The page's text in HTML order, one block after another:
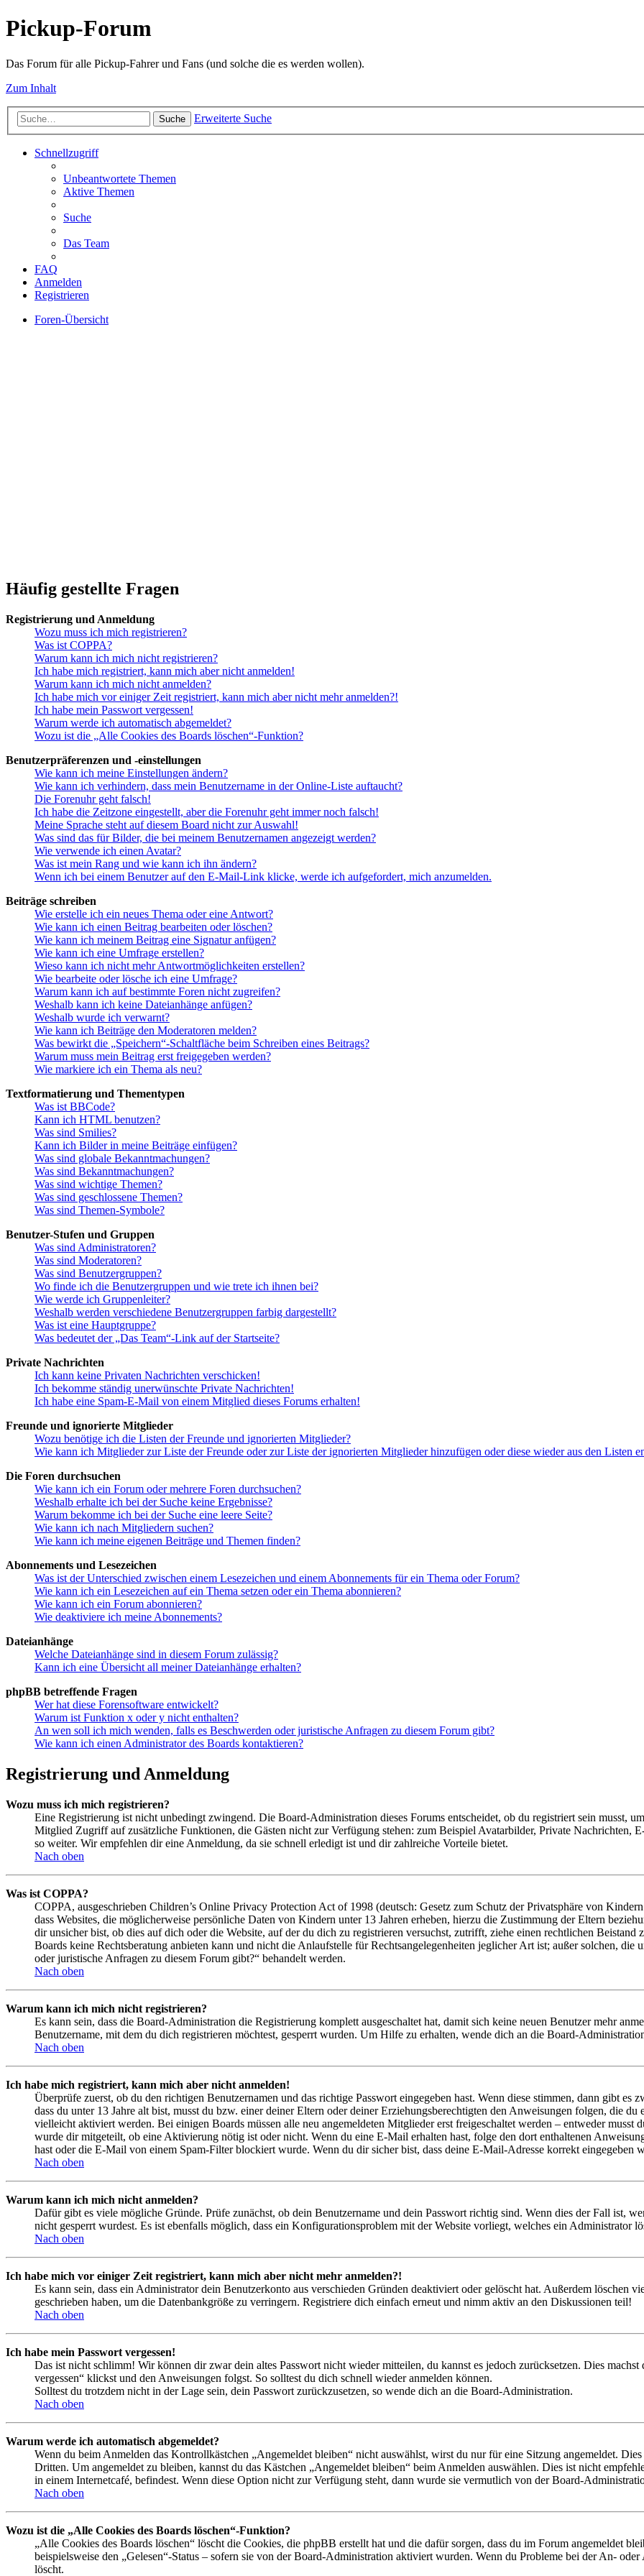
Pickup-Forum
Das Forum für alle Pickup-Fahrer und Fans (und solche die es werden wollen).
Zum Inhalt
Suche Erweiterte Suche
Schnellzugriff
Unbeantwortete Themen
Aktive Themen
Suche
Das Team
FAQ
Anmelden
Registrieren
Foren-Übersicht
Häufig gestellte Fragen
Registrierung und Anmeldung
Wozu muss ich mich registrieren?
Was ist COPPA?
Warum kann ich mich nicht registrieren?
Ich habe mich registriert, kann mich aber nicht anmelden!
Warum kann ich mich nicht anmelden?
Ich habe mich vor einiger Zeit registriert, kann mich aber nicht mehr anmelden?!
Ich habe mein Passwort vergessen!
Warum werde ich automatisch abgemeldet?
Wozu ist die „Alle Cookies des Boards löschen“-Funktion?
Benutzerpräferenzen und -einstellungen
Wie kann ich meine Einstellungen ändern?
Wie kann ich verhindern, dass mein Benutzername in der Online-Liste auftaucht?
Die Forenuhr geht falsch!
Ich habe die Zeitzone eingestellt, aber die Forenuhr geht immer noch falsch!
Meine Sprache steht auf diesem Board nicht zur Auswahl!
Was sind das für Bilder, die bei meinem Benutzernamen angezeigt werden?
Wie verwende ich einen Avatar?
Was ist mein Rang und wie kann ich ihn ändern?
Wenn ich bei einem Benutzer auf den E-Mail-Link klicke, werde ich aufgefordert, mich anzumelden.
Beiträge schreiben
Wie erstelle ich ein neues Thema oder eine Antwort?
Wie kann ich einen Beitrag bearbeiten oder löschen?
Wie kann ich meinem Beitrag eine Signatur anfügen?
Wie kann ich eine Umfrage erstellen?
Wieso kann ich nicht mehr Antwortmöglichkeiten erstellen?
Wie bearbeite oder lösche ich eine Umfrage?
Warum kann ich auf bestimmte Foren nicht zugreifen?
Weshalb kann ich keine Dateianhänge anfügen?
Weshalb wurde ich verwarnt?
Wie kann ich Beiträge den Moderatoren melden?
Was bewirkt die „Speichern“-Schaltfläche beim Schreiben eines Beitrags?
Warum muss mein Beitrag erst freigegeben werden?
Wie markiere ich ein Thema als neu?
Textformatierung und Thementypen
Was ist BBCode?
Kann ich HTML benutzen?
Was sind Smilies?
Kann ich Bilder in meine Beiträge einfügen?
Was sind globale Bekanntmachungen?
Was sind Bekanntmachungen?
Was sind wichtige Themen?
Was sind geschlossene Themen?
Was sind Themen-Symbole?
Benutzer-Stufen und Gruppen
Was sind Administratoren?
Was sind Moderatoren?
Was sind Benutzergruppen?
Wo finde ich die Benutzergruppen und wie trete ich ihnen bei?
Wie werde ich Gruppenleiter?
Weshalb werden verschiedene Benutzergruppen farbig dargestellt?
Was ist eine Hauptgruppe?
Was bedeutet der „Das Team“-Link auf der Startseite?
Private Nachrichten
Ich kann keine Privaten Nachrichten verschicken!
Ich bekomme ständig unerwünschte Private Nachrichten!
Ich habe eine Spam-E-Mail von einem Mitglied dieses Forums erhalten!
Freunde und ignorierte Mitglieder
Wozu benötige ich die Listen der Freunde und ignorierten Mitglieder?
Wie kann ich Mitglieder zur Liste der Freunde oder zur Liste der ignorierten Mitglieder hinzufügen oder diese wieder aus den Listen
Die Foren durchsuchen
Wie kann ich ein Forum oder mehrere Foren durchsuchen?
Weshalb erhalte ich bei der Suche keine Ergebnisse?
Warum bekomme ich bei der Suche eine leere Seite?
Wie kann ich nach Mitgliedern suchen?
Wie kann ich meine eigenen Beiträge und Themen finden?
Abonnements und Lesezeichen
Was ist der Unterschied zwischen einem Lesezeichen und einem Abonnements für ein Thema oder Forum?
Wie kann ich ein Lesezeichen auf ein Thema setzen oder ein Thema abonnieren?
Wie kann ich ein Forum abonnieren?
Wie deaktiviere ich meine Abonnements?
Dateianhänge
Welche Dateianhänge sind in diesem Forum zulässig?
Kann ich eine Übersicht all meiner Dateianhänge erhalten?
phpBB betreffende Fragen
Wer hat diese Forensoftware entwickelt?
Warum ist Funktion x oder y nicht enthalten?
An wen soll ich mich wenden, falls es Beschwerden oder juristische Anfragen zu diesem Forum gibt?
Wie kann ich einen Administrator des Boards kontaktieren?
Registrierung und Anmeldung
Wozu muss ich mich registrieren?
Eine Registrierung ist nicht unbedingt zwingend. Die Board-Administration dieses Forums entscheidet, ob du registriert sein musst,
Mitglied Zugriff auf zusätzliche Funktionen, die Gästen nicht zur Verfügung stehen: zum Beispiel Avatarbilder, Private Nachrichten,
so weiter. Wir empfehlen dir eine Anmeldung, da sie schnell erledigt ist und dir zahlreiche Vorteile bietet.
Nach oben
Was ist COPPA?
COPPA, ausgeschrieben Children’s Online Privacy Protection Act of 1998 (deutsch: Gesetz zum Schutz der Privatsphäre von
dass Websites, die möglicherweise persönliche Daten von Kindern unter 13 Jahren erheben, hierzu die Zustimmung der Eltern
dir unsicher bist, ob dies auf dich oder die Website, auf der du dich zu registrieren versuchst, zutrifft, ziehe einen rechtlichen
Boards keine Rechtsberatung anbieten kann und nicht die Anlaufstelle für Rechtsangelegenheiten jeglicher Art ist; außer solchen,
oder juristische Anfragen zu diesem Forum gibt?“ behandelt werden.
Nach oben
Warum kann ich mich nicht registrieren?
Es kann sein, dass die Board-Administration die Registrierung komplett ausgeschaltet hat, damit sich keine neuen Benutzer mehr
Benutzername, mit dem du dich registrieren möchtest, gesperrt wurden. Um Hilfe zu erhalten, wende dich an die Board-
Nach oben
Ich habe mich registriert, kann mich aber nicht anmelden!
Überprüfe zuerst, ob du den richtigen Benutzernamen und das richtige Passwort eingegeben hast. Wenn diese stimmen, dann gibt es
dass du unter 13 Jahre alt bist, musst du bzw. einer deiner Eltern oder deiner Erziehungsberechtigten den Anweisungen folgen, die
vielleicht aktiviert werden. Bei einigen Boards müssen alle neu angemeldeten Mitglieder erst freigeschaltet werden – entweder musst
wurde dir mitgeteilt, ob eine Aktivierung nötig ist oder nicht. Wenn du eine E-Mail erhalten hast, folge den dort enthaltenen
hast oder die E-Mail von einem Spam-Filter blockiert wurde. Wenn du dir sicher bist, dass deine E-Mail-Adresse korrekt eingegeben
Nach oben
Warum kann ich mich nicht anmelden?
Dafür gibt es viele mögliche Gründe. Prüfe zunächst, ob dein Benutzername und dein Passwort richtig sind. Wenn dies der Fall ist,
nicht gesperrt wurdest. Es ist ebenfalls möglich, dass ein Konfigurationsproblem mit der Website vorliegt, welches ein Administrator
Nach oben
Ich habe mich vor einiger Zeit registriert, kann mich aber nicht mehr anmelden?!
Es kann sein, dass ein Administrator dein Benutzerkonto aus verschieden Gründen deaktiviert oder gelöscht hat. Außerdem löschen
geschrieben haben, um die Datenbankgröße zu verringern. Registriere dich einfach erneut und nimm aktiv an den Diskussionen teil!
Nach oben
Ich habe mein Passwort vergessen!
Das ist nicht schlimm! Wir können dir zwar dein altes Passwort nicht wieder mitteilen, du kannst es jedoch zurücksetzen. Dies
vergessen“ klickst und den Anweisungen folgst. So solltest du dich schnell wieder anmelden können.
Solltest du trotzdem nicht in der Lage sein, dein Passwort zurückzusetzen, so wende dich an die Board-Administration.
Nach oben
Warum werde ich automatisch abgemeldet?
Wenn du beim Anmelden das Kontrollkästchen „Angemeldet bleiben“ nicht auswählst, wirst du nur für eine Sitzung angemeldet.
Dritten. Um angemeldet zu bleiben, kannst du das Kästchen „Angemeldet bleiben“ beim Anmelden auswählen. Dies ist nicht
in einem Internetcafé, befindest. Wenn diese Option nicht zur Verfügung steht, dann wurde sie vermutlich von der Board-
Nach oben
Wozu ist die „Alle Cookies des Boards löschen“-Funktion?
„Alle Cookies des Boards löschen“ löscht die Cookies, die phpBB erstellt hat und die dafür sorgen, dass du im Forum angemeldet
beispielsweise den „Gelesen“-Status – sofern sie von der Board-Administration aktiviert wurden. Wenn du Probleme bei der An-
löscht.